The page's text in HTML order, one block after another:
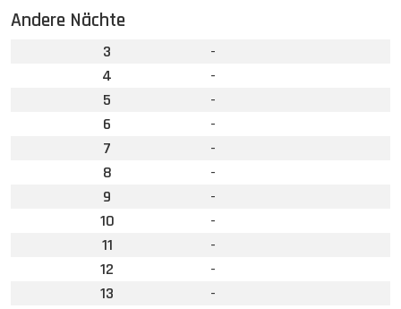
Andere Nächte
3
-
4
-
5
-
6
-
7
-
8
-
9
-
10
-
11
-
12
-
13
-